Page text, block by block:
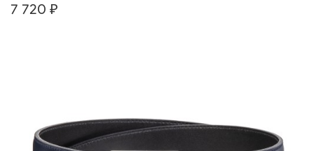
7 720 ₽